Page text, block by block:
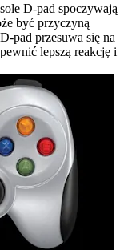
D-pad spoczywają
być przyczyną
pad przesuwa się na
lepszą reakcję i